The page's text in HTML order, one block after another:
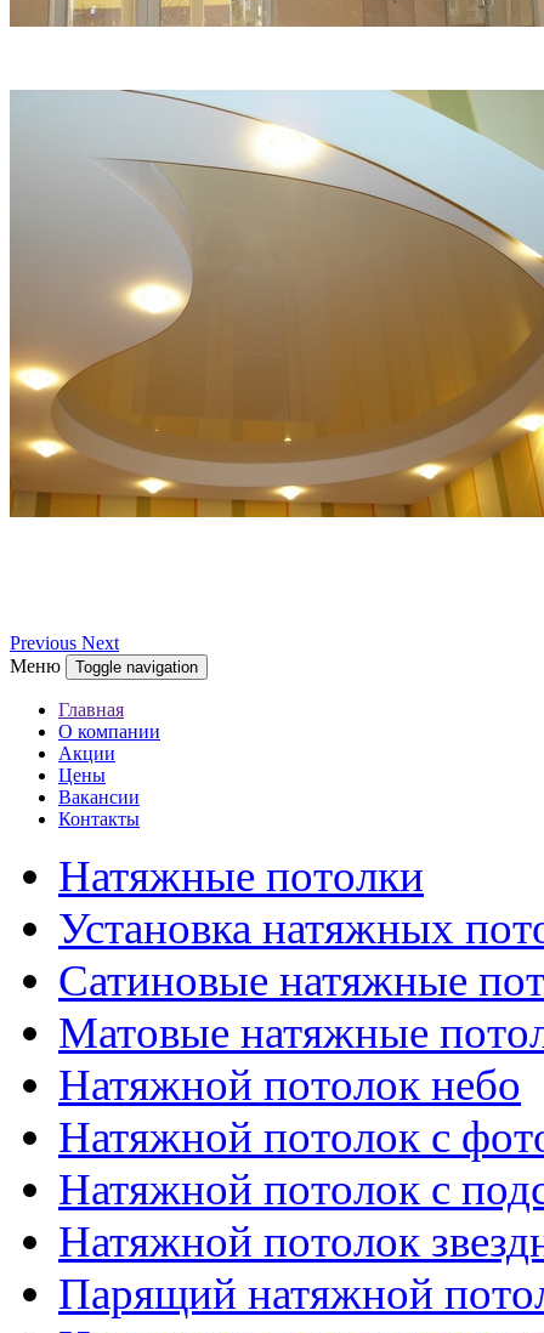
Previous Next
Меню
Toggle navigation
Главная
О компании
Акции
Цены
Вакансии
Контакты
Натяжные потолки
Установка натяжных
Сатиновые натяжные
Матовые натяжные
Натяжной потолок небо
Натяжной потолок с
Натяжной потолок с
Натяжной потолок
Парящий натяжной